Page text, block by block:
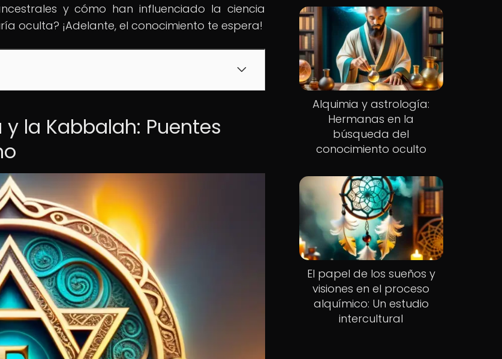
y cómo han influenciado la ciencia
oculta? ¡Adelante, el conocimiento te espera!
la Kabbalah: Puentes
Alquimia y astrología:
Hermanas en la
búsqueda del
conocimiento oculto
El papel de los sueños y
visiones en el proceso
alquímico: Un estudio
intercultural